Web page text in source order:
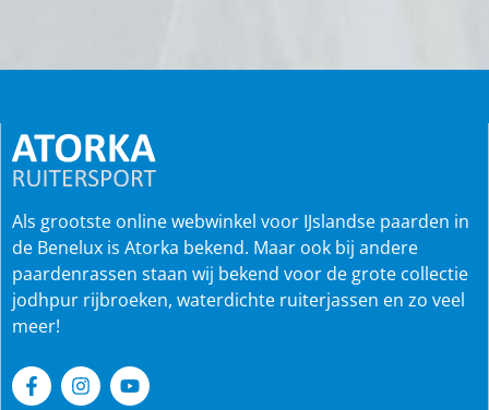
Als grootste online webwinkel voor IJslandse paarden in
de Benelux is Atorka bekend. Maar ook bij andere
paardenrassen staan wij bekend voor de grote collectie
jodhpur rijbroeken, waterdichte ruiterjassen en zo veel
meer!